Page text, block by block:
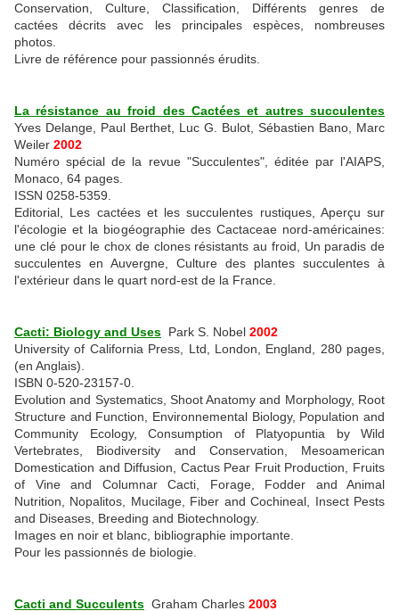
Conservation, Culture, Classification, Différents genres de
cactées décrits avec les principales espèces, nombreuses
photos.
Livre de référence pour passionnés érudits.
La résistance au froid des Cactées et autres succulentes
Yves Delange, Paul Berthet, Luc G. Bulot, Sébastien Bano, Marc
Weiler 2002
Numéro spécial de la revue "Succulentes", éditée par l'AIAPS,
Monaco, 64 pages.
ISSN 0258-5359.
Editorial, Les cactées et les succulentes rustiques, Aperçu sur
l'écologie et la biogéographie des Cactaceae nord-américaines:
une clé pour le chox de clones résistants au froid, Un paradis de
succulentes en Auvergne, Culture des plantes succulentes à
l'extérieur dans le quart nord-est de la France.
Cacti: Biology and Uses Park S. Nobel 2002
University of California Press, Ltd, London, England, 280 pages,
(en Anglais).
ISBN 0-520-23157-0.
Evolution and Systematics, Shoot Anatomy and Morphology, Root
Structure and Function, Environnemental Biology, Population and
Community Ecology, Consumption of Platyopuntia by Wild
Vertebrates, Biodiversity and Conservation, Mesoamerican
Domestication and Diffusion, Cactus Pear Fruit Production, Fruits
of Vine and Columnar Cacti, Forage, Fodder and Animal
Nutrition, Nopalitos, Mucilage, Fiber and Cochineal, Insect Pests
and Diseases, Breeding and Biotechnology.
Images en noir et blanc, bibliographie importante.
Pour les passionnés de biologie.
Cacti and Succulents Graham Charles 2003